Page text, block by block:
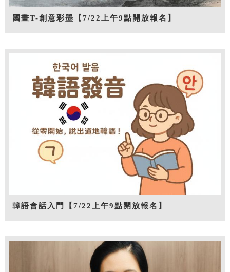
國畫T-創意彩墨【7/22上午9點開放報名】
韓語會話入門【7/22上午9點開放報名】